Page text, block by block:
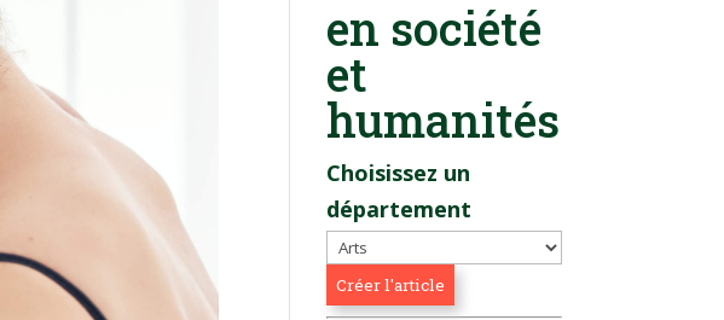
en société
et
humanités
Choisissez un
département